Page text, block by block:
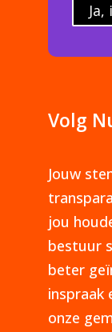
Volg
Jouw
jou
bestuur
beter
inspraak
onze